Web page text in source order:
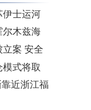
伊士运河
海装货行
尔木兹海
抵家乡
立案 安全
30亿融资
式将取
链条能力
出
近浙江福
应对防范